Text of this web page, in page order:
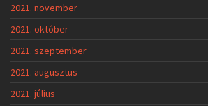
2021. november
2021. október
2021. szeptember
2021. augusztus
2021. július